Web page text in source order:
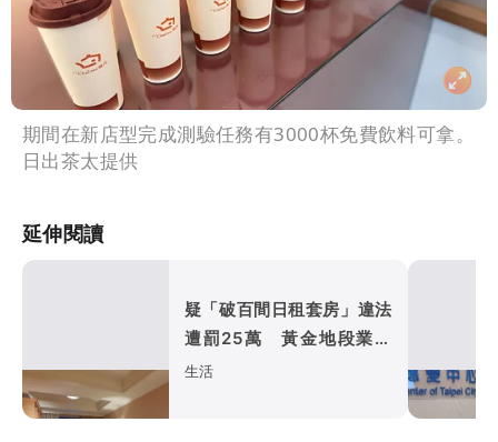
期間在新店型完成測驗任務有3000杯免費飲料可拿。
日出茶太提供
延伸閱讀
疑「破百間日租套房」違法
遭罰25萬 黃金地段業者
說話了
生活